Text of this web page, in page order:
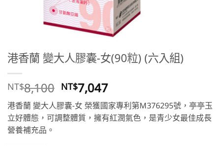
港香蘭 變大人膠囊-女(90粒) (六入組)
NT$8,100 原
始
價
格：
NT$7,047目
前
價
格：
港香蘭 變大人膠囊-女 榮獲國家專利第M376295號，亭亭玉
立好體態，可調整體質，擁有紅潤氣色，是青少女最佳成長
營養補充品。